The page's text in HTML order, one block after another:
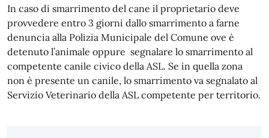
In caso di smarrimento del cane il proprietario deve
provvedere entro 3 giorni dallo smarrimento a farne
denuncia alla Polizia Municipale del Comune ove è
detenuto l’animale oppure segnalare lo smarrimento al
competente canile civico della ASL. Se in quella zona
non è presente un canile, lo smarrimento va segnalato al
Servizio Veterinario della ASL competente per territorio.